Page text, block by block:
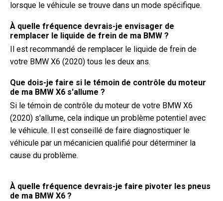
lorsque le véhicule se trouve dans un mode spécifique.
À quelle fréquence devrais-je envisager de
remplacer le liquide de frein de ma BMW ?
Il est recommandé de remplacer le liquide de frein de
votre BMW X6 (2020) tous les deux ans.
Que dois-je faire si le témoin de contrôle du moteur
de ma BMW X6 s'allume ?
Si le témoin de contrôle du moteur de votre BMW X6
(2020) s'allume, cela indique un problème potentiel avec
le véhicule. Il est conseillé de faire diagnostiquer le
véhicule par un mécanicien qualifié pour déterminer la
cause du problème.
À quelle fréquence devrais-je faire pivoter les pneus
de ma BMW X6 ?